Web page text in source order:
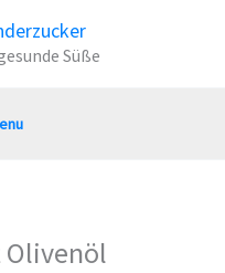
Süße
Olivenöl